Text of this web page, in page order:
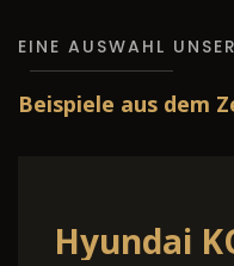
EINE AUSWAHL
Beispiele aus dem
Hyundai